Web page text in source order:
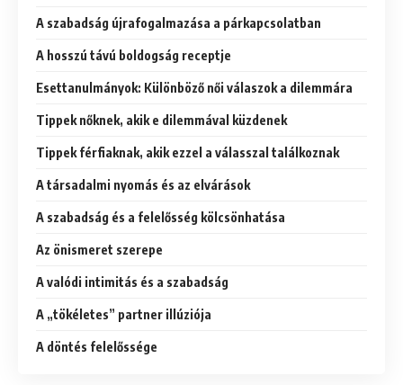
A szabadság újrafogalmazása a párkapcsolatban
A hosszú távú boldogság receptje
Esettanulmányok: Különböző női válaszok a dilemmára
Tippek nőknek, akik e dilemmával küzdenek
Tippek férfiaknak, akik ezzel a válasszal találkoznak
A társadalmi nyomás és az elvárások
A szabadság és a felelősség kölcsönhatása
Az önismeret szerepe
A valódi intimitás és a szabadság
A „tökéletes” partner illúziója
A döntés felelőssége